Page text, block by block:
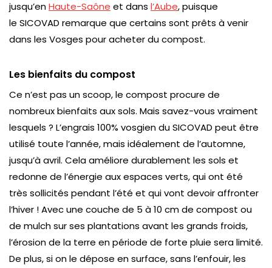
jusqu’enHaute-Saône et dans l’Aube, puisque
le SICOVAD remarque que certains sont prêts à venir
dans les Vosges pour acheter du compost.
Les bienfaits du compost
Ce n’est pas un scoop, le compost procure de
nombreux bienfaits aux sols. Mais savez-vous vraiment
lesquels ? L’engrais 100% vosgien du SICOVAD peut être
utilisé toute l’année, mais idéalement de l’automne,
jusqu’à avril. Cela améliore durablement les sols et
redonne de l’énergie aux espaces verts, qui ont été
très sollicités pendant l’été et qui vont devoir affronter
l’hiver ! Avec une couche de 5 à 10 cm de compost ou
de mulch sur ses plantations avant les grands froids,
l’érosion de la terre en période de forte pluie sera limité.
De plus, si on le dépose en surface, sans l’enfouir, les